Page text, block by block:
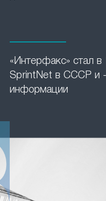
«Интерфакс» стал в
SprintNet в СССР и -
информации